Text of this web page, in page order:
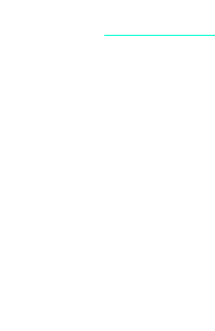
Agenciamento